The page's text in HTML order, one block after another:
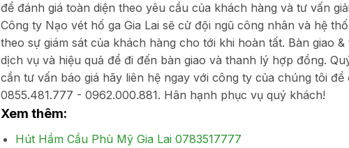
để đánh giá toàn diện theo yêu cầu của khách hàng và tư vấn
Công ty Nạo vét hố ga Gia Lai sẽ cử đội ngũ công nhân và hệ
theo sự giám sát của khách hàng cho tới khi hoàn tất. Bàn giao
dịch vụ và hiệu quả để đi đến bàn giao và thanh lý hợp đồng.
cần tư vấn báo giá hãy liên hệ ngay với công ty của chúng tôi
0855.481.777 - 0962.000.881. Hân hạnh phục vụ quý khách!
Xem thêm:
Hút Hầm Cầu Phù Mỹ Gia Lai 0783517777